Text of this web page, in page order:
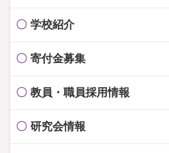
学校紹介
寄付金募集
教員・職員採用情報
研究会情報